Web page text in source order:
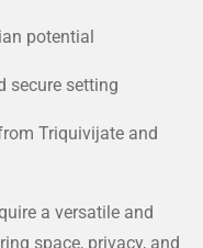
potential
secure setting
Triquivijate and
a versatile and
space, privacy, and